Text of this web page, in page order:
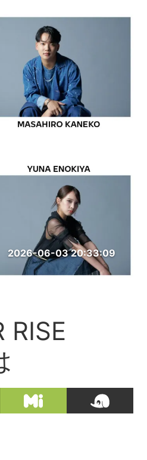
2026-06-03 20:33:09
RISE